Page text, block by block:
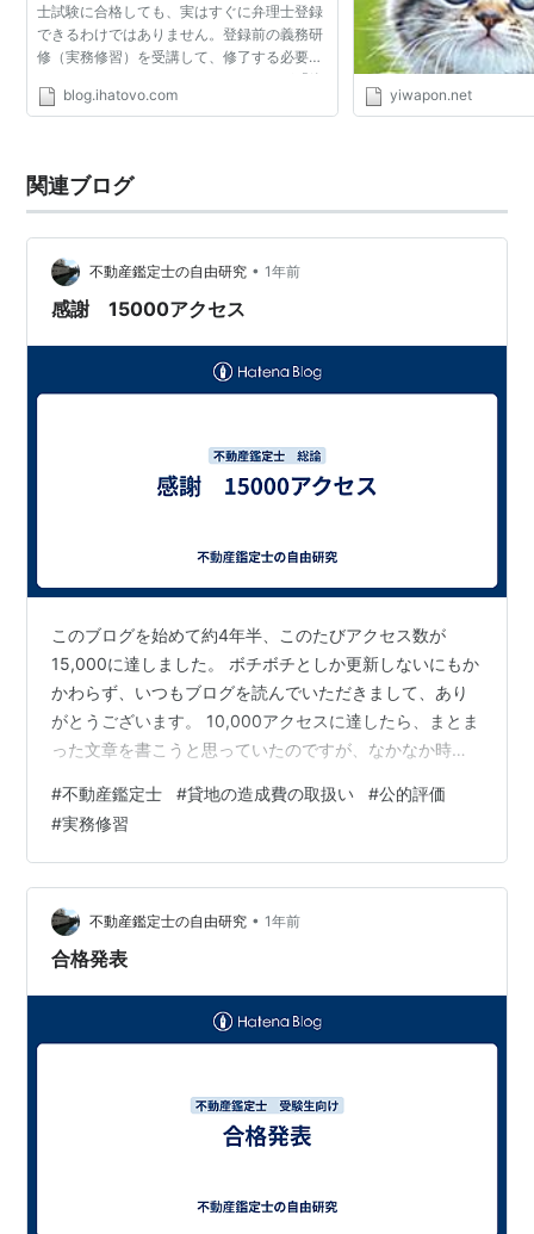
士試験に合格しても、実はすぐに弁理士登録
できるわけではありません。登録前の義務研
修（実務修習）を受講して、修了する必要が
あります。（このエントリのタイトルが「終
了」となっていて「修了」でないのは、まだ
blog.ihatovo.com yiwapon.net
関連ブログ
不動産鑑定士の自由研究 • 1年前
感謝 15000アクセス
このブログを始めて約4年半、このたびアクセス数が
15,000に達しました。 ボチボチとしか更新しないにもか
かわらず、いつもブログを読んでいただきまして、あり
がとうございます。 10,000アクセスに達したら、まとま
った文章を書こうと思っていたのですが、なかなか時間
たいと思っております。 ブログには、各記事のアクセス
数の分析ツールがついておりまして、どの記事がよく読
まれているのかが分かります。 15,000アクセスの区切り
ですので、よく読まれている記事トップ3はこんな感じで
す。 １、貸地の造成費の取扱い（約18.8％）
hudousankant…
#不動産鑑定士 #貸地の造成費の取扱い #公的評価
#実務修習
不動産鑑定士の自由研究 • 1年前
合格発表